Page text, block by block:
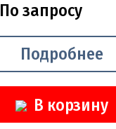
По запросу
Подробнее
В корзину